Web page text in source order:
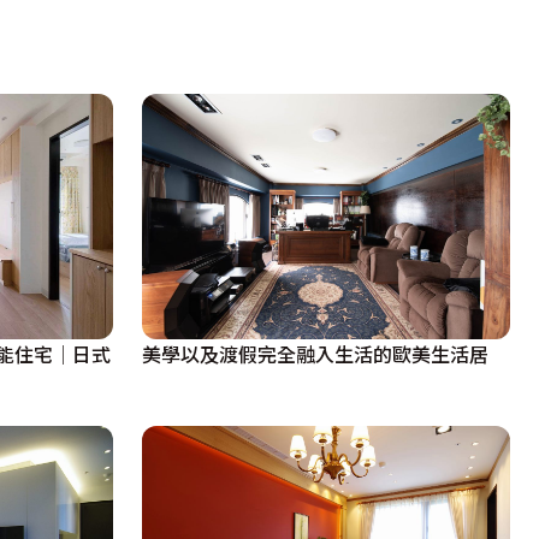
住宅│日式 美學以及渡假完全融入生活的歐美生活居